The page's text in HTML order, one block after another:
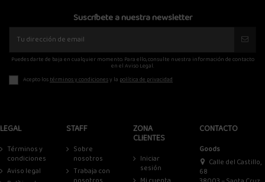
Suscríbete a nuestra newsletter
Puedes darte de baja en cualquier momento. Para ello, consulte nuestra información de contacto
en el Aviso Legal.
Acepto lostérminos y condicionesy la política de privacidad
LEGAL
Términos y
condiciones
Aviso legal
STAFF
Sobre
nosotros
Trabaja con
ZONA
CLIENTES
Iniciar
sesión
CONTACTO
Goods
Calle del Castillo,
68